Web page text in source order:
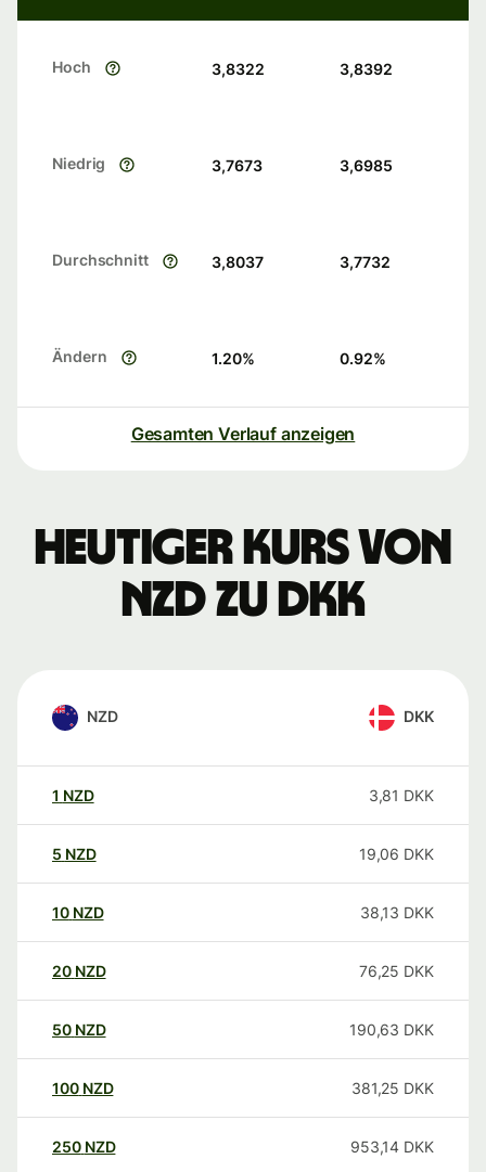
Hoch 3,8322 3,8392
Niedrig 3,7673 3,6985
Durchschnitt 3,8037 3,7732
Ändern 1.20% 0.92%
Gesamten Verlauf anzeigen
Heutiger Kurs von
NZD zu DKK
NZD DKK
1 NZD 3,81 DKK
5 NZD 19,06 DKK
10 NZD 38,13 DKK
20 NZD 76,25 DKK
50 NZD 190,63 DKK
100 NZD 381,25 DKK
250 NZD 953,14 DKK